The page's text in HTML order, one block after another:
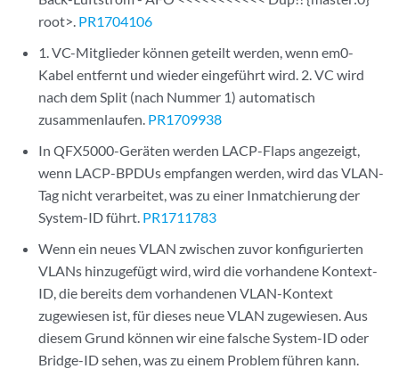
root>. PR1704106
1. VC-Mitglieder können geteilt werden, wenn em0-
Kabel entfernt und wieder eingeführt wird. 2. VC wird
nach dem Split (nach Nummer 1) automatisch
zusammenlaufen. PR1709938
In QFX5000-Geräten werden LACP-Flaps angezeigt,
wenn LACP-BPDUs empfangen werden, wird das VLAN-
Tag nicht verarbeitet, was zu einer Inmatchierung der
System-ID führt. PR1711783
Wenn ein neues VLAN zwischen zuvor konfigurierten
VLANs hinzugefügt wird, wird die vorhandene Kontext-
ID, die bereits dem vorhandenen VLAN-Kontext
zugewiesen ist, für dieses neue VLAN zugewiesen. Aus
diesem Grund können wir eine falsche System-ID oder
Bridge-ID sehen, was zu einem Problem führen kann.